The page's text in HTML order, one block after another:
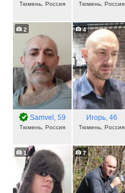
Тюмень, Россия Тюмень, Россия
2
Samvel , 59
Тюмень, Россия
4
Игорь, 46
Тюмень, Россия
1 7